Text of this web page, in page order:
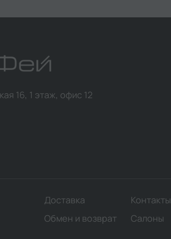
16, 1 этаж, офис 12
Доставка Контакты
Обмен и возврат Салоны